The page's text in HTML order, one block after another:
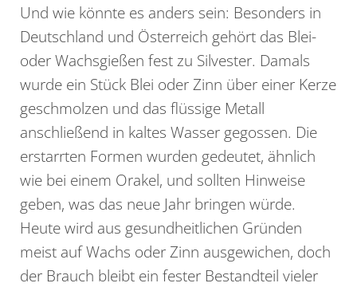
Und wie könnte es anders sein: Besonders in
Deutschland und Österreich gehört das Blei-
oder Wachsgießen fest zu Silvester. Damals
wurde ein Stück Blei oder Zinn über einer Kerze
geschmolzen und das flüssige Metall
anschließend in kaltes Wasser gegossen. Die
erstarrten Formen wurden gedeutet, ähnlich
wie bei einem Orakel, und sollten Hinweise
geben, was das neue Jahr bringen würde.
Heute wird aus gesundheitlichen Gründen
meist auf Wachs oder Zinn ausgewichen, doch
der Brauch bleibt ein fester Bestandteil vieler